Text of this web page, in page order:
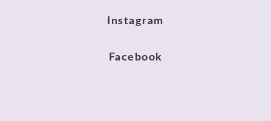
Instagram
Facebook